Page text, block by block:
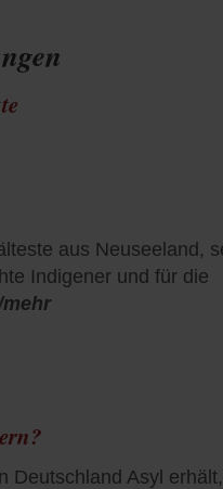
aus Neuseeland,
Indigener und für die
mehr
Deutschland Asyl